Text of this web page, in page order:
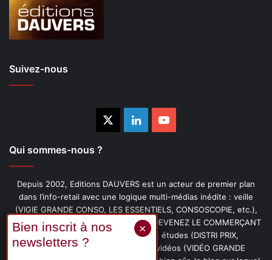
Suivez-nous
LinkedinYouTube
Qui sommes-nous ?
Depuis 2002, Editions DAUVERS est un acteur de premier plan
dans l’info-retail avec une logique multi-médias inédite : veille
(VIGIE GRANDE CONSO, LES ESSENTIELS, CONSOSCOPIE, etc.),
livres (PENSER-CLIENT, IMAGE-PRIX, DEVENEZ LE COMMERÇANT
PRÉFÉRÉ DE VOS CLIENTS, etc.), études (DISTRI PRIX,
PROMOFLASH, DRIVE INSIGHTS), vidéos (VIDÉO GRANDE